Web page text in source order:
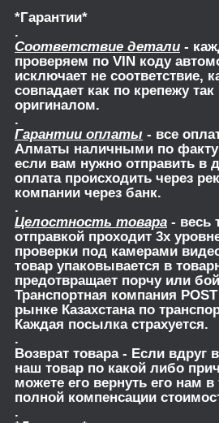
*Гарантии*
.
Соответствие детали -
проверяем по VIN коду
исключает не соответствие,
совпадает как по крепежу
оригиналом.
.
Гарантии оплаты - все
Алматы наличными по факту
если вам нужно отправить в
оплата происходить через
компании через банк.
.
Целостность товара - весь
отправкой проходит 3х
проверки под камерами
товар упаковывается в
предотвращает порчу или
Транспортная компания
рынке Казахстана по
Каждая посылка страхуется.
.
Возврат товара- Если вдруг
наш товар по какой либо
можете его вернуть его нам
полной компенсации
.